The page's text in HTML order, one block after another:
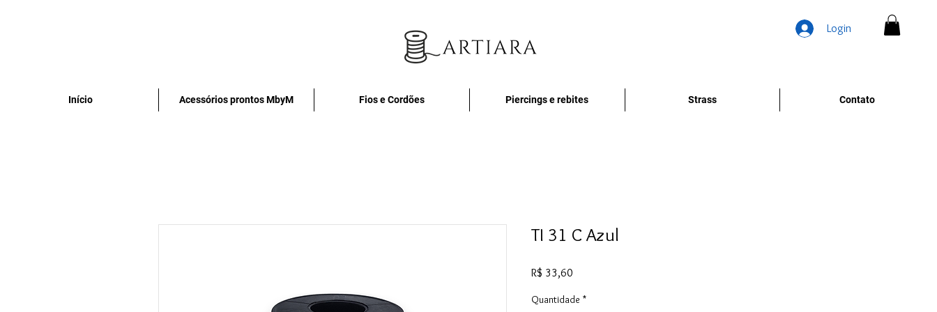
Login
Início Acessórios prontos MbyM Fios e Cordões Piercings e rebites Strass Contato
TI 31 C Azul
R$ 33,60
Quantidade *